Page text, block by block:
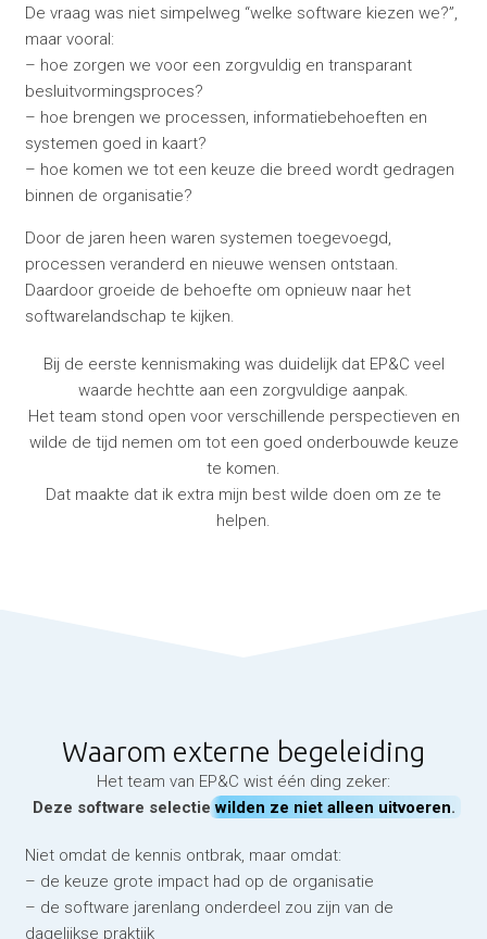
De vraag was niet simpelweg “welke software kiezen we?”,
maar vooral:
– hoe zorgen we voor een zorgvuldig en transparant
besluitvormingsproces?
– hoe brengen we processen, informatiebehoeften en
systemen goed in kaart?
– hoe komen we tot een keuze die breed wordt gedragen
binnen de organisatie?
Door de jaren heen waren systemen toegevoegd,
processen veranderd en nieuwe wensen ontstaan.
Daardoor groeide de behoefte om opnieuw naar het
softwarelandschap te kijken.
Bij de eerste kennismaking was duidelijk dat EP&C veel
waarde hechtte aan een zorgvuldige aanpak.
Het team stond open voor verschillende perspectieven en
wilde de tijd nemen om tot een goed onderbouwde keuze
te komen.
Dat maakte dat ik extra mijn best wilde doen om ze te
helpen.
Waarom externe begeleiding
Het team van EP&C wist één ding zeker:
Deze software selectiewilden ze niet alleen uitvoeren.
Niet omdat de kennis ontbrak, maar omdat:
– de keuze grote impact had op de organisatie
– de software jarenlang onderdeel zou zijn van de
dagelijkse praktijk